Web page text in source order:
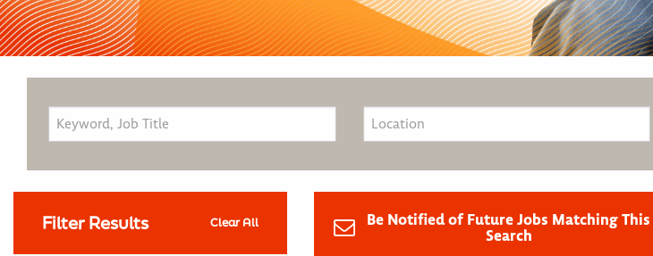
Filter Results Clear All
Be Notified of Future Jobs Matching This
Search